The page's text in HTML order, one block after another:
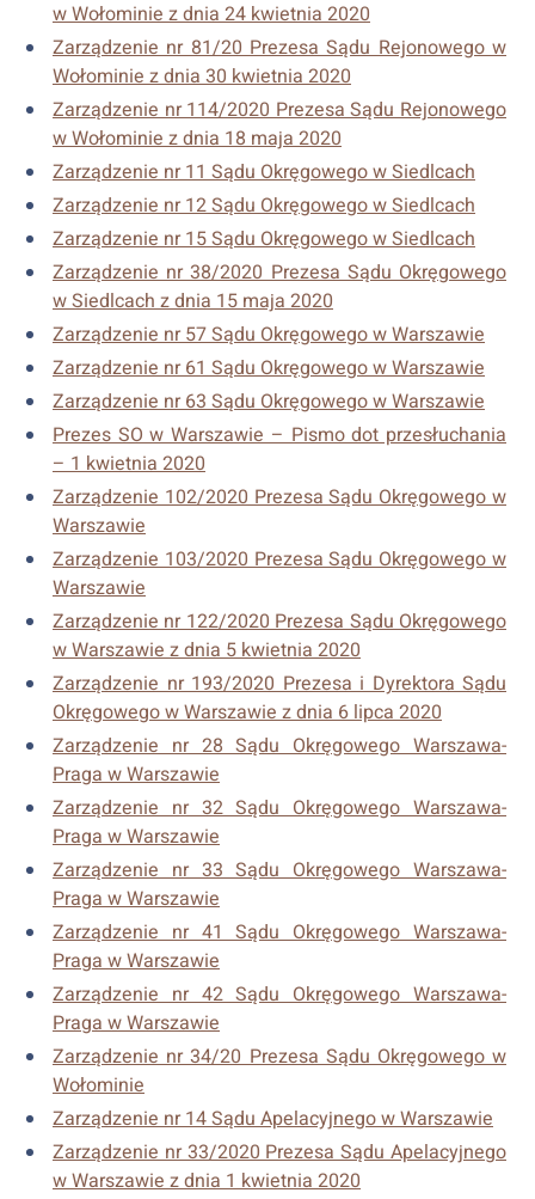
w Wołominie z dnia 24 kwietnia 2020
Zarządzenie nr 81/20 Prezesa Sądu Rejonowego w
Wołominie z dnia 30 kwietnia 2020
Zarządzenie nr 114/2020 Prezesa Sądu Rejonowego
w Wołominie z dnia 18 maja 2020
Zarządzenie nr 11 Sądu Okręgowego w Siedlcach
Zarządzenie nr 12 Sądu Okręgowego w Siedlcach
Zarządzenie nr 15 Sądu Okręgowego w Siedlcach
Zarządzenie nr 38/2020 Prezesa Sądu Okręgowego
w Siedlcach z dnia 15 maja 2020
Zarządzenie nr 57 Sądu Okręgowego w Warszawie
Zarządzenie nr 61 Sądu Okręgowego w Warszawie
Zarządzenie nr 63 Sądu Okręgowego w Warszawie
Prezes SO w Warszawie – Pismo dot przesłuchania
– 1 kwietnia 2020
Zarządzenie 102/2020 Prezesa Sądu Okręgowego w
Warszawie
Zarządzenie 103/2020 Prezesa Sądu Okręgowego w
Warszawie
Zarządzenie nr 122/2020 Prezesa Sądu Okręgowego
w Warszawie z dnia 5 kwietnia 2020
Zarządzenie nr 193/2020 Prezesa i Dyrektora Sądu
Okręgowego w Warszawie z dnia 6 lipca 2020
Zarządzenie nr 28 Sądu Okręgowego Warszawa-
Praga w Warszawie
Zarządzenie nr 32 Sądu Okręgowego Warszawa-
Praga w Warszawie
Zarządzenie nr 33 Sądu Okręgowego Warszawa-
Praga w Warszawie
Zarządzenie nr 41 Sądu Okręgowego Warszawa-
Praga w Warszawie
Zarządzenie nr 42 Sądu Okręgowego Warszawa-
Praga w Warszawie
Zarządzenie nr 34/20 Prezesa Sądu Okręgowego w
Wołominie
Zarządzenie nr 14 Sądu Apelacyjnego w Warszawie
Zarządzenie nr 33/2020 Prezesa Sądu Apelacyjnego
w Warszawie z dnia 1 kwietnia 2020